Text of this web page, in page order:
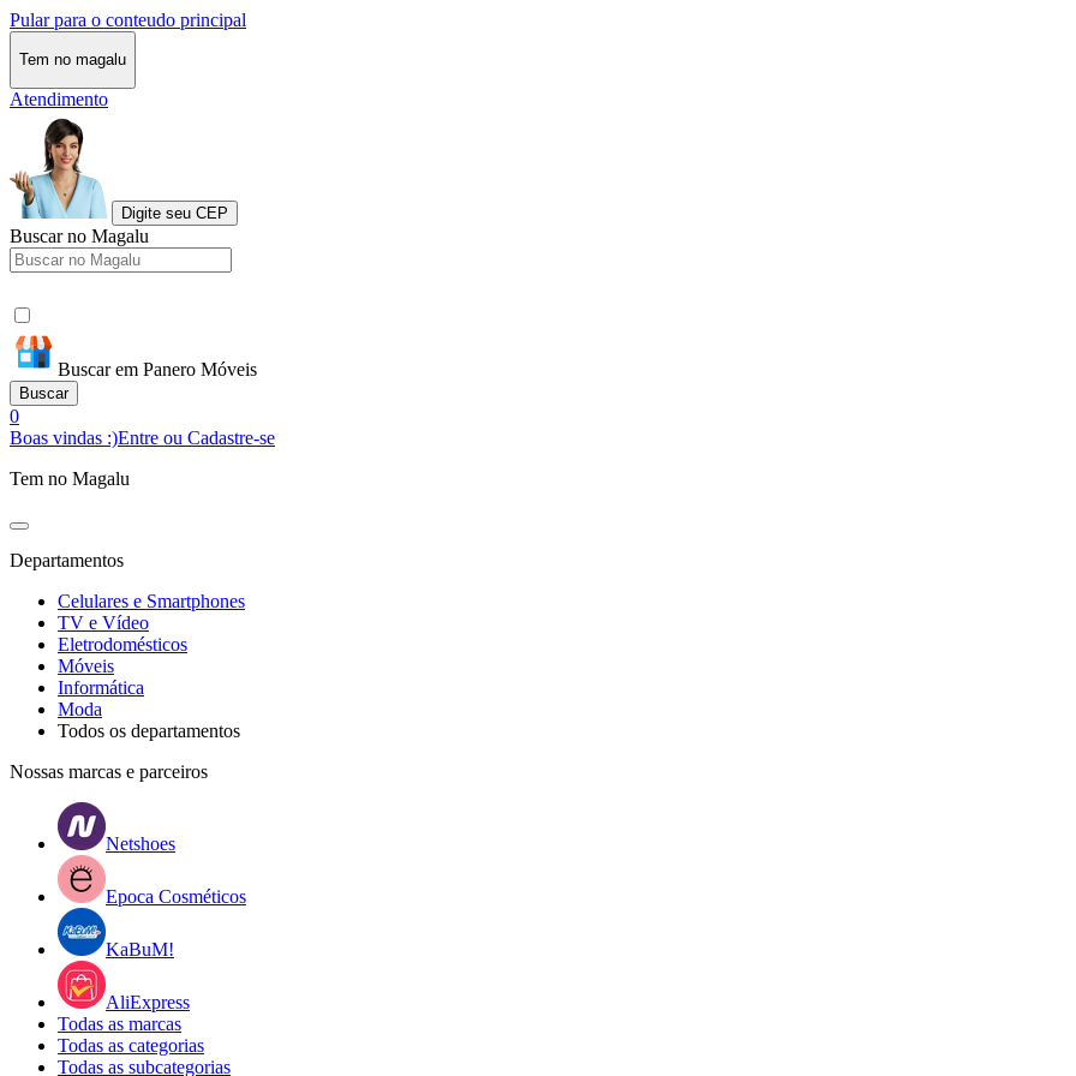
Pular para o conteudo principal
Tem no magalu
Atendimento
Digite seu CEP
Buscar no Magalu
Buscar em Panero Móveis
Buscar
0
Boas vindas :)Entre ou Cadastre-se
Tem no Magalu
Departamentos
Celulares e Smartphones
TV e Vídeo
Eletrodomésticos
Móveis
Informática
Moda
Todos os departamentos
Nossas marcas e parceiros
Netshoes
Epoca Cosméticos
KaBuM!
AliExpress
Todas as marcas
Todas as categorias
Todas as subcategorias